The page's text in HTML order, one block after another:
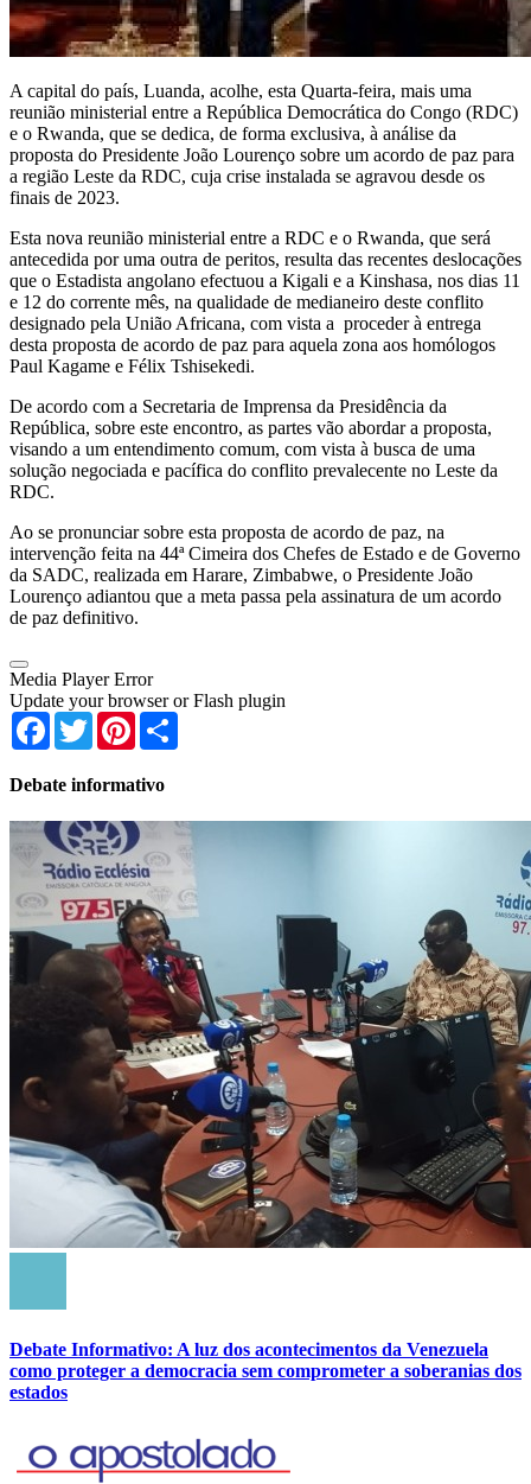
A capital do país, Luanda, acolhe, esta Quarta-feira, mais uma
reunião ministerial entre a República Democrática do Congo (RDC)
e o Rwanda, que se dedica, de forma exclusiva, à análise da
proposta do Presidente João Lourenço sobre um acordo de paz para
a região Leste da RDC, cuja crise instalada se agravou desde os
finais de 2023.
Esta nova reunião ministerial entre a RDC e o Rwanda, que será
antecedida por uma outra de peritos, resulta das recentes deslocações
que o Estadista angolano efectuou a Kigali e a Kinshasa, nos dias 11
e 12 do corrente mês, na qualidade de medianeiro deste conflito
designado pela União Africana, com vista a proceder à entrega
desta proposta de acordo de paz para aquela zona aos homólogos
Paul Kagame e Félix Tshisekedi.
De acordo com a Secretaria de Imprensa da Presidência da
República, sobre este encontro, as partes vão abordar a proposta,
visando a um entendimento comum, com vista à busca de uma
solução negociada e pacífica do conflito prevalecente no Leste da
RDC.
Ao se pronunciar sobre esta proposta de acordo de paz, na
intervenção feita na 44ª Cimeira dos Chefes de Estado e de Governo
da SADC, realizada em Harare, Zimbabwe, o Presidente João
Lourenço adiantou que a meta passa pela assinatura de um acordo
de paz definitivo.
Media Player Error
Update your browser or Flash plugin
Facebook
TwitterPinterest
Debate informativo
Debate Informativo: A luz dos acontecimentos da Venezuela
como proteger a democracia sem comprometer a soberanias dos
estados